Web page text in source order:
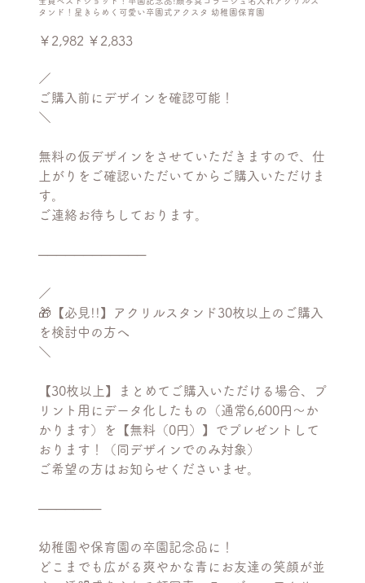
タンド！星きらめく可愛い卒園式アクスタ 幼稚園保育園
の
￥2,982
ー
￥2,833
／
ご購入前にデザインを確認可能！
＼
無料の仮デザインをさせていただきますので、仕
上がりをご確認いただいてからご購入いただけま
す。
ご連絡お待ちしております。
────────────
／
🎁【必見!!】アクリルスタンド30枚以上のご購入
を検討中の方へ
＼
【30枚以上】まとめてご購入いただける場合、プ
リント用にデータ化したもの（通常6,600円〜か
かります）を【無料（0円）】でプレゼントして
おります！（同デザインでのみ対象）
ご希望の方はお知らせくださいませ。
───────
幼稚園や保育園の卒園記念品に！
どこまでも広がる爽やかな青にお友達の笑顔が並